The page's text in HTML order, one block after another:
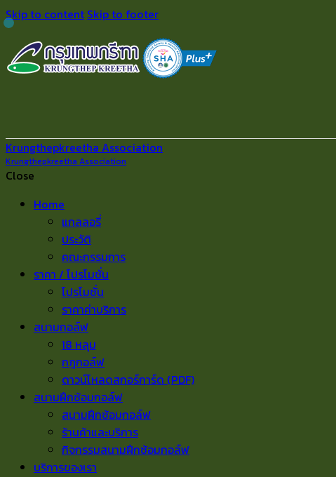
Skip to content Skip to footer
Krungthepkreetha Association
Krungthepkreetha Association
Close
Home
แกลลอรี่
ประวัติ
คณะกรรมการ
ราคา / โปรโมชั่น
โปรโมชั่น
ราคาค่าบริการ
สนามกอล์ฟ
18 หลุม
กฎกอล์ฟ
ดาวน์โหลดสกอร์การ์ด (PDF)
สนามฝึกซ้อมกอล์ฟ
สนามฝึกซ้อมกอล์ฟ
ร้านค้าและบริการ
กิจกรรมสนามฝึกซ้อมกอล์ฟ
บริการของเรา